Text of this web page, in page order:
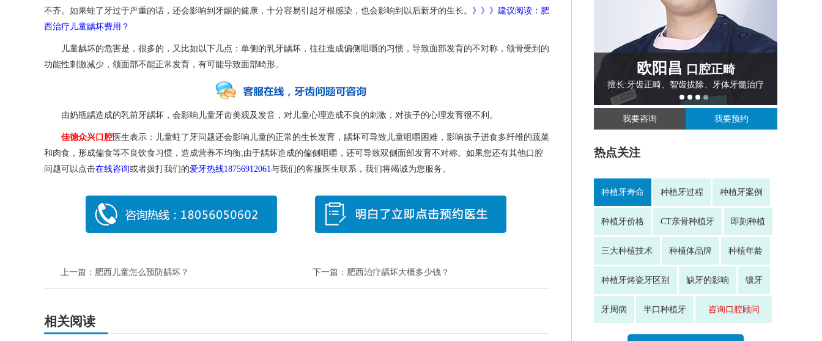
不齐。如果蛀了牙过于严重的话，还会影响到牙龈的健康，十分容易引起牙根感染，也会影响到以后新牙的生长。 》》》建议阅读：肥
西治疗儿童龋坏费用？
儿童龋坏的危害是，很多的，又比如以下几点：单侧的乳牙龋坏，往往造成偏侧咀嚼的习惯，导致面部发育的不对称，颌骨受到的
功能性刺激减少，颌面部不能正常发育，有可能导致面部畸形。
由奶瓶龋造成的乳前牙龋坏，会影响儿童牙齿美观及发音，对儿童心理造成不良的刺激，对孩子的心理发育很不利。
佳德众兴口腔 医生表示：儿童蛀了牙问题还会影响儿童的正常的生长发育，龋坏可导致儿童咀嚼困难，影响孩子进食多纤维的蔬菜
和肉食，形成偏食等不良饮食习惯，造成营养不均衡;由于龋坏造成的偏侧咀嚼，还可导致双侧面部发育不对称。如果您还有其他口腔
问题可以点击在线咨询或者拨打我们的爱牙热线18756912061与我们的客服医生联系，我们将竭诚为您服务。
上一篇： 肥西儿童怎么预防龋坏？ 下一篇： 肥西治疗龋坏大概多少钱？
相关阅读
欧阳昌 口腔正畸
擅长:牙齿正畸、智齿拔除、牙体牙髓治疗
我要咨询 我要预约
热点关注
种植牙寿命 种植牙过程 种植牙案例
种植牙价格 CT亲骨种植牙 即刻种植
三大种植技术 种植体品牌 种植年龄
种植牙烤瓷牙区别 缺牙的影响 镶牙
牙周病 半口种植牙 咨询口腔顾问